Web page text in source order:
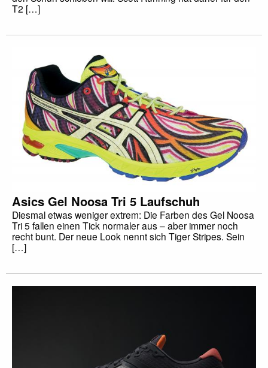
T2 […]
Asics Gel Noosa Tri 5 Laufschuh
Diesmal etwas weniger extrem: Die Farben des Gel Noosa
Tri 5 fallen einen Tick normaler aus – aber immer noch
recht bunt. Der neue Look nennt sich Tiger Stripes. Sein
[…]